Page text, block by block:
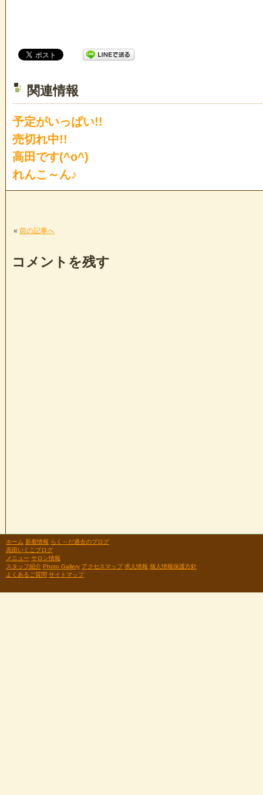
関連情報
予定がいっぱい!!
売切れ中!!
高田です(^o^)
れんこ～ん♪
« 前の記事へ
コメントを残す
ホーム 新着情報 らく～だ過去のブログ
高田いくこブログ
メニュー サロン情報
スタッフ紹介 Photo Gallery アクセスマップ 求人情報 個人情報保護方針
よくあるご質問 サイトマップ